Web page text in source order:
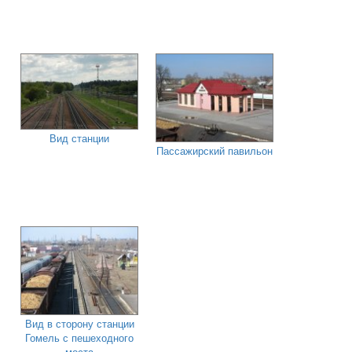
Вид станции
Пассажирский павильон
Вид в сторону станции
Гомель с пешеходного